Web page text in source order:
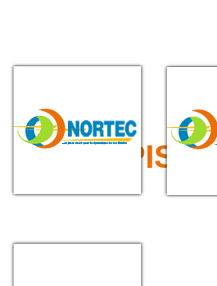
>>> TAPIS
TAPIS CAOUTCHOUC